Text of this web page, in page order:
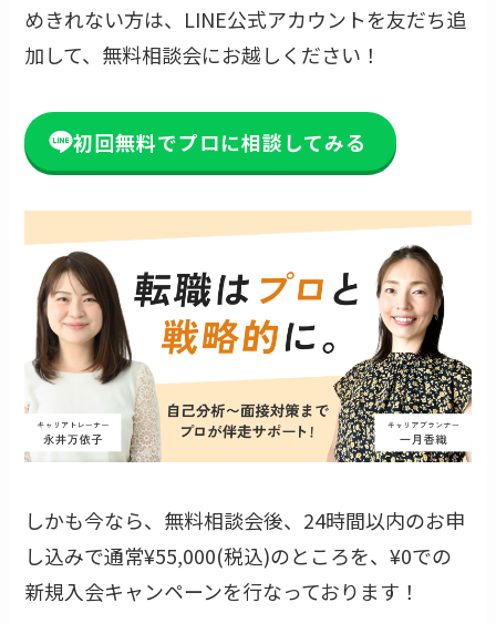
めきれない方は、LINE公式アカウントを友だち追
加して、無料相談会にお越しください！
初回無料でプロに相談してみる
しかも今なら、無料相談会後、24時間以内のお申
し込みで通常¥55,000(税込)のところを、¥0での
新規入会キャンペーンを行なっております！